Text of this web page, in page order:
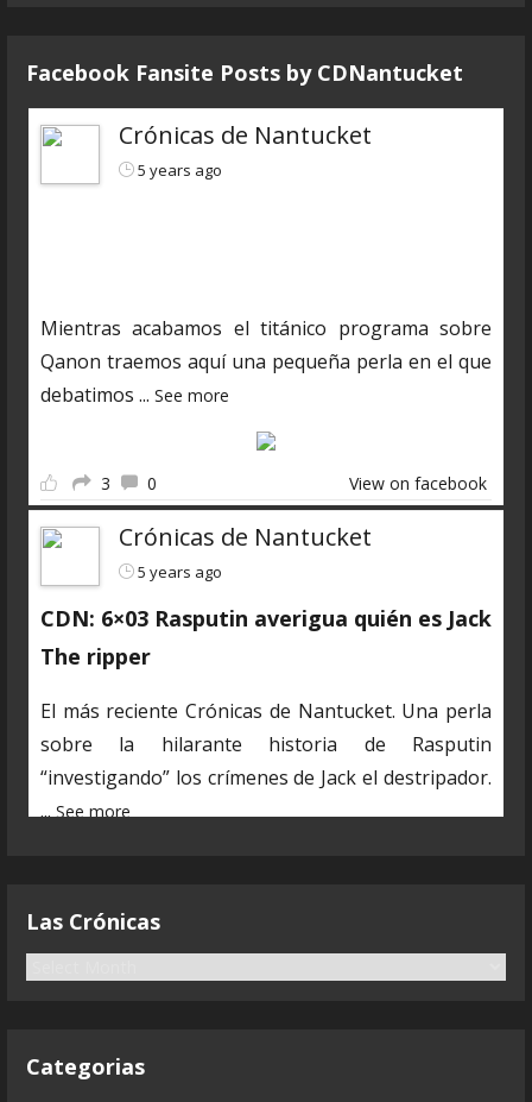
Facebook Fansite Posts by ‎CDNantucket
Crónicas de Nantucket
5 years ago
Mientras acabamos el titánico programa sobre
Qanon traemos aquí una pequeña perla en el que
debatimos ... See more
3 0 View on facebook
Crónicas de Nantucket
5 years ago
CDN: 6×03 Rasputin averigua quién es Jack
The ripper
El más reciente Crónicas de Nantucket. Una perla
sobre la hilarante historia de Rasputin
“investigando” los crímenes de Jack el destripador.
...See more
secreta. Poco a poco volvemos a la normalidad y ya
estamos preparando nuevos y desopilantes
Las Crónicas
C
Categorias